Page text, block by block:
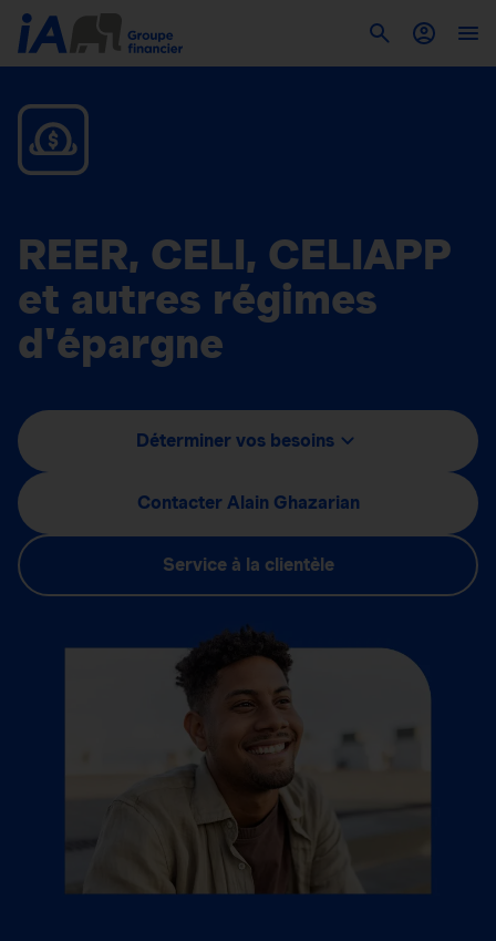
REER, CELI, CELIAPP
et autres régimes
d'épargne
Déterminer vos besoins
Contacter Alain Ghazarian
Service à la clientèle